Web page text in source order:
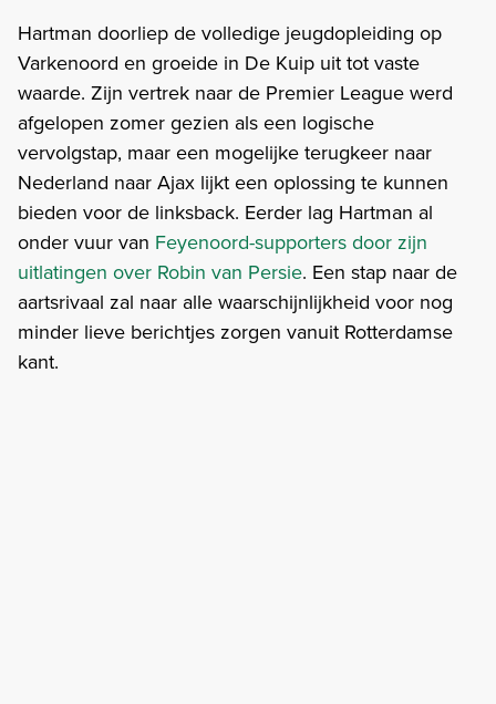
Hartman doorliep de volledige jeugdopleiding op
Varkenoord en groeide in De Kuip uit tot vaste
waarde. Zijn vertrek naar de Premier League werd
afgelopen zomer gezien als een logische
vervolgstap, maar een mogelijke terugkeer naar
Nederland naar Ajax lijkt een oplossing te kunnen
bieden voor de linksback. Eerder lag Hartman al
onder vuur van Feyenoord-supporters door zijn
uitlatingen over Robin van Persie. Een stap naar de
aartsrivaal zal naar alle waarschijnlijkheid voor nog
minder lieve berichtjes zorgen vanuit Rotterdamse
kant.